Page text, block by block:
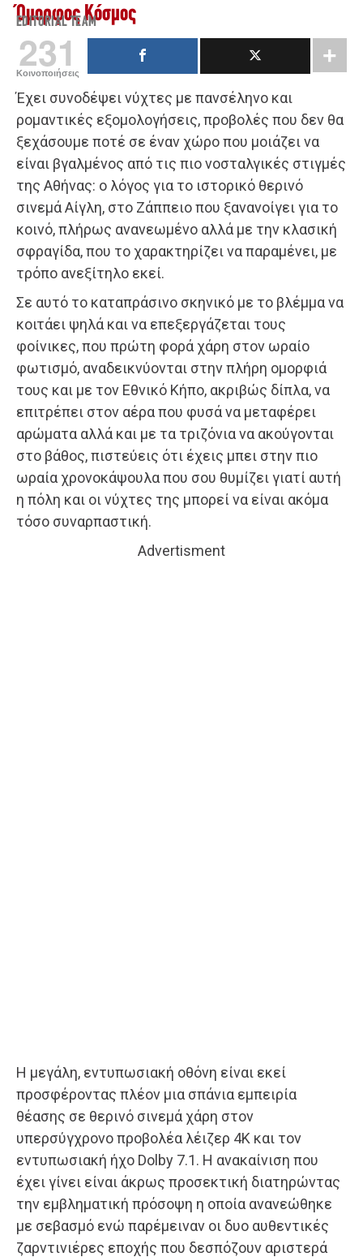
Όμορφος Κόσμος
EDITORIAL TEAM
231
Κοινοποιήσεις
Έχει συνοδέψει νύχτες με πανσέληνο και
ρομαντικές εξομολογήσεις, προβολές που δεν θα
ξεχάσουμε ποτέ σε έναν χώρο που μοιάζει να
είναι βγαλμένος από τις πιο νοσταλγικές στιγμές
της Αθήνας: ο λόγος για το ιστορικό θερινό
σινεμά Αίγλη, στο Ζάππειο που ξανανοίγει για το
κοινό, πλήρως ανανεωμένο αλλά με την κλασική
σφραγίδα, που το χαρακτηρίζει να παραμένει, με
τρόπο ανεξίτηλο εκεί.
Σε αυτό το καταπράσινο σκηνικό με το βλέμμα να
κοιτάει ψηλά και να επεξεργάζεται τους
φοίνικες, που πρώτη φορά χάρη στον ωραίο
φωτισμό, αναδεικνύονται στην πλήρη ομορφιά
τους και με τον Εθνικό Κήπο, ακριβώς δίπλα, να
επιτρέπει στον αέρα που φυσά να μεταφέρει
αρώματα αλλά και με τα τριζόνια να ακούγονται
στο βάθος, πιστεύεις ότι έχεις μπει στην πιο
ωραία χρονοκάψουλα που σου θυμίζει γιατί αυτή
η πόλη και οι νύχτες της μπορεί να είναι ακόμα
τόσο συναρπαστική.
Advertisment
Η μεγάλη, εντυπωσιακή οθόνη είναι εκεί
προσφέροντας πλέον μια σπάνια εμπειρία
θέασης σε θερινό σινεμά χάρη στον
υπερσύγχρονο προβολέα λέιζερ 4K και τον
εντυπωσιακή ήχο Dolby 7.1. Η ανακαίνιση που
έχει γίνει είναι άκρως προσεκτική διατηρώντας
την εμβληματική πρόσοψη η οποία ανανεώθηκε
με σεβασμό ενώ παρέμειναν οι δυο αυθεντικές
ζαρντινιέρες εποχής που δεσπόζουν αριστερά